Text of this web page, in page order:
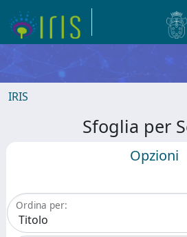
IRIS
Sfoglia per
Opzioni
Ordina per: